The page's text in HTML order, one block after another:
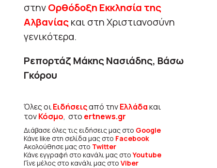
στηνΟρθόδοξη Εκκλησία της
Αλβανίαςκαι στη Χριστιανοσύνη
γενικότερα.
Ρεπορτάζ Μάκης Νασιάδης, Βάσω
Γκόρου
Όλες οιΕιδήσειςαπό τηνΕλλάδακαι
τονΚόσμο, στο ertnews.gr
Διάβασε όλες τις ειδήσεις μας στο Google
Κάνε like στη σελίδα μας στο Facebook
Ακολούθησε μας στο Twitter
Κάνε εγγραφή στο κανάλι μας στοYoutube
Γίνε μέλος στο κανάλι μας στο Viber